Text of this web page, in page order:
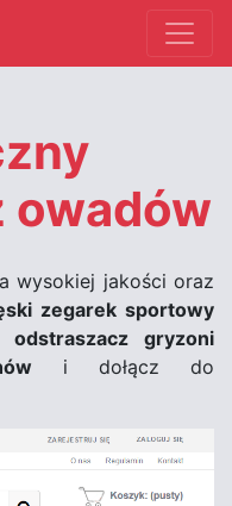
owadów
wysokiej jakości oraz
zegarek sportowy
odstraszacz gryzoni
i dołącz do